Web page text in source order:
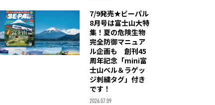
7/9発売★ビーパル
8月号は富士山大特
集！夏の危険生物
完全防御マニュア
ル企画も 創刊45
周年記念「mini富
士山ベル＆ラゲッ
ジ刺繍タグ」付き
です！
2026.07.09